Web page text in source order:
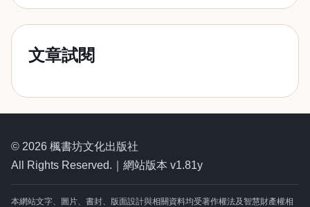
文章試閱
© 2026 楓書坊文化出版社
All Rights Reserved.｜網站版本 v1.81y
本網站文字、圖片、書封、版面設計與相關資料均受著作權法及智慧財產權相